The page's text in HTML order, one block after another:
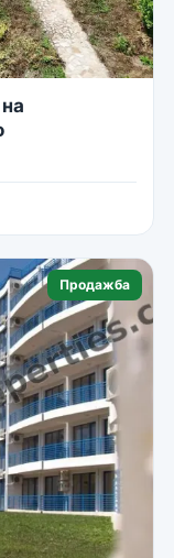
Продажба